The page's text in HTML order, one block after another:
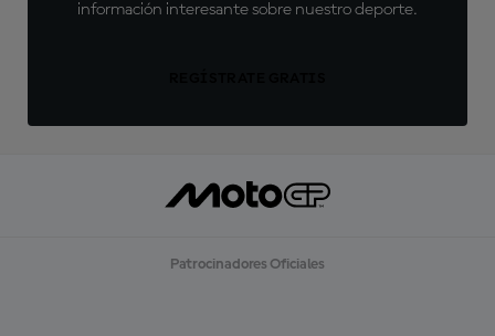
información interesante sobre nuestro deporte.
Patrocinadores Oficiales